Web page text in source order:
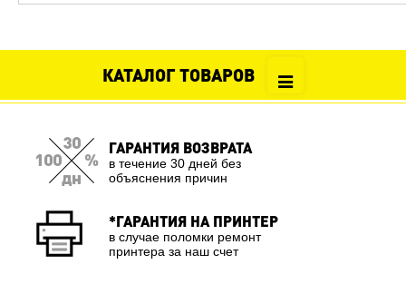
КАТАЛОГ ТОВАРОВ
ГАРАНТИЯ ВОЗВРАТА
в течение 30 дней без
объяснения причин
*ГАРАНТИЯ НА ПРИНТЕР
в случае поломки ремонт
принтера за наш счет